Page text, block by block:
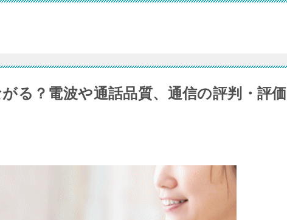
る？電波や通話品質、通信の評判・評価